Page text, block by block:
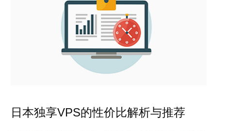
日本独享VPS的性价比解析与推荐